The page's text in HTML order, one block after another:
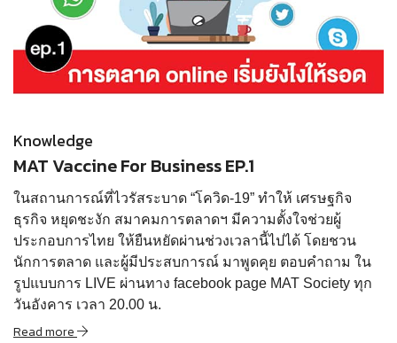
Knowledge
MAT Vaccine For Business EP.1
ในสถานการณ์ที่ไวรัสระบาด “โควิด-19” ทำให้ เศรษฐกิจ
ธุรกิจ หยุดชะงัก สมาคมการตลาดฯ มีความตั้งใจช่วยผู้
ประกอบการไทย ให้ยืนหยัดผ่านช่วงเวลานี้ไปได้ โดยชวน
นักการตลาด และผู้มีประสบการณ์ มาพูดคุย ตอบคำถาม ใน
รูปแบบการ LIVE ผ่านทาง facebook page MAT Society ทุก
วันอังคาร เวลา 20.00 น.
Read more